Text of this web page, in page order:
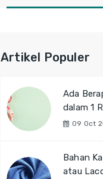
Artikel Populer
Ada
dalam 1
09 Oct
Bahan
atau